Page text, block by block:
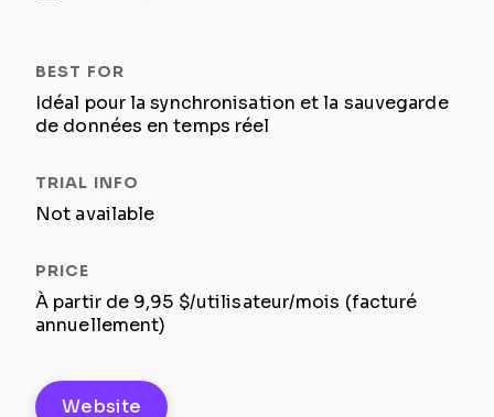
Idéal pour la synchronisation et la sauvegarde
de données en temps réel
Not available
À partir de 9,95 $/utilisateur/mois (facturé
annuellement)
Website